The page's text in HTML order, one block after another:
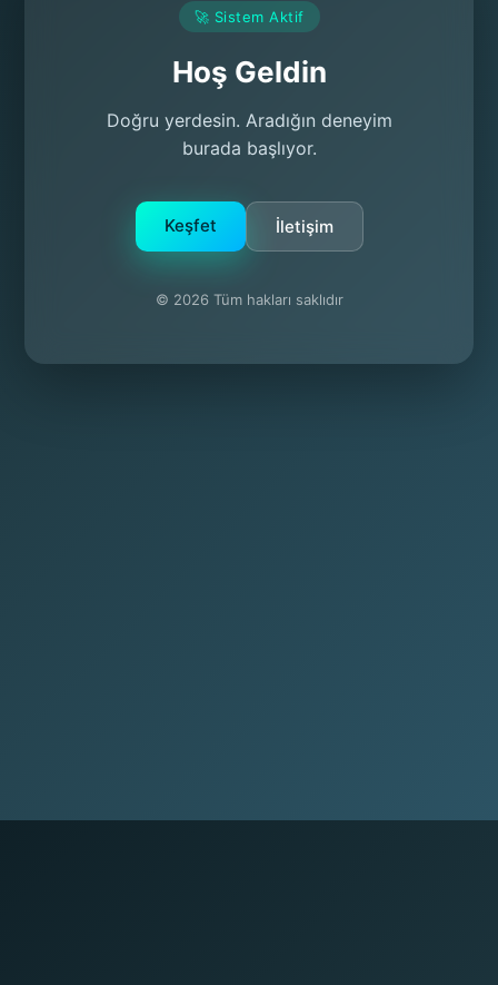
🚀 Sistem Aktif
Hoş Geldin
Doğru yerdesin. Aradığın deneyim
burada başlıyor.
Keşfet İletişim
© 2026 Tüm hakları saklıdır